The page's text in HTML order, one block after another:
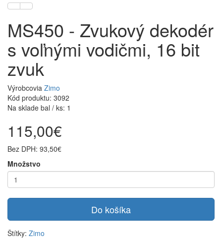
MS450 - Zvukový dekodér
s voľnými vodičmi, 16 bit
zvuk
Výrobcovia Zimo
Kód produktu: 3092
Na sklade bal / ks: 1
115,00€
Bez DPH: 93,50€
Množstvo
Do košíka
Štítky: Zimo